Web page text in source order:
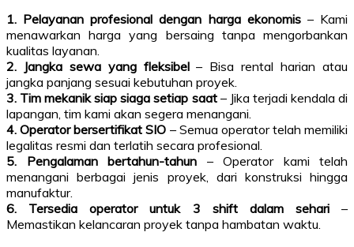
1. Pelayanan profesional dengan harga ekonomis– Kami
menawarkan harga yang bersaing tanpa mengorbankan
kualitas layanan.
2. Jangka sewa yang fleksibel– Bisa rental harian atau
jangka panjang sesuai kebutuhan proyek.
3. Tim mekanik siap siaga setiap saat– Jika terjadi kendala di
lapangan, tim kami akan segera menangani.
4. Operator bersertifikat SIO – Semua operator telah memiliki
legalitas resmi dan terlatih secara profesional.
5. Pengalaman bertahun-tahun – Operator kami telah
menangani berbagai jenis proyek, dari konstruksi hingga
manufaktur.
6. Tersedia operator untuk 3 shift dalam sehari–
Memastikan kelancaran proyek tanpa hambatan waktu.